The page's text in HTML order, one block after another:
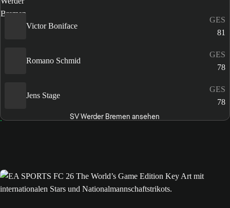
Victor Boniface
GES
81
Romano Schmid
GES
78
Jens Stage
GES
78
SV Werder Bremen ansehen